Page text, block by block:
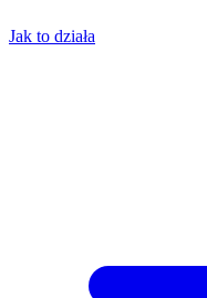
Jak to działa